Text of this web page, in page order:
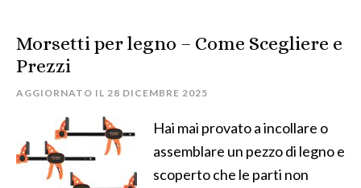
Morsetti per legno​ – Come Scegliere e
Prezzi
AGGIORNATO IL 28 DICEMBRE 2025
Hai mai provato a incollare o
assemblare un pezzo di legno e
scoperto che le parti non